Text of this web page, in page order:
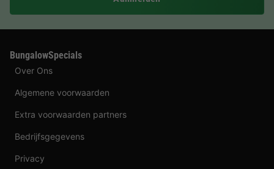
BungalowSpecials
Over Ons
Algemene voorwaarden
Extra voorwaarden partners
Bedrijfsgegevens
Privacy